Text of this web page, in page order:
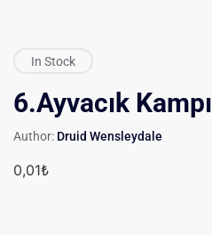
In Stock
6.Ayvacık Kampı
Author: Druid Wensleydale
0,01₺